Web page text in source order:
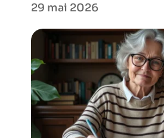
29 mai 2026